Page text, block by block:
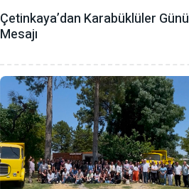
Çetinkaya’dan Karabüklüler Günü
Mesajı